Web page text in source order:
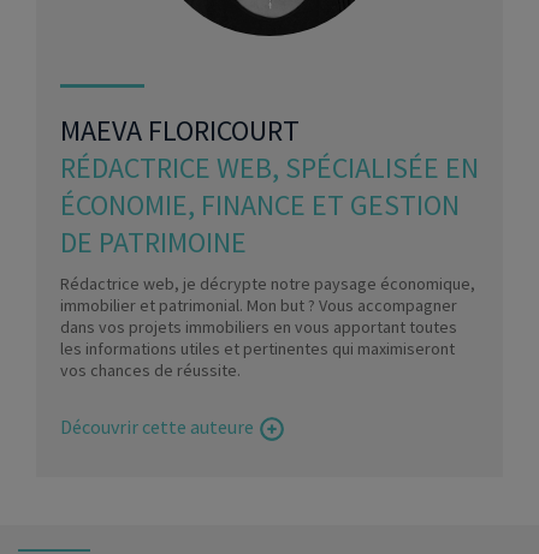
MAEVA FLORICOURT
RÉDACTRICE WEB, SPÉCIALISÉE EN
ÉCONOMIE, FINANCE ET GESTION
DE PATRIMOINE
Rédactrice web, je décrypte notre paysage économique,
immobilier et patrimonial. Mon but ? Vous accompagner
dans vos projets immobiliers en vous apportant toutes
les informations utiles et pertinentes qui maximiseront
vos chances de réussite.
Découvrir cette auteure